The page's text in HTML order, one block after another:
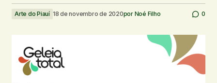
Arte do Piauí 18 de novembro de 2020por Noé Filho 0